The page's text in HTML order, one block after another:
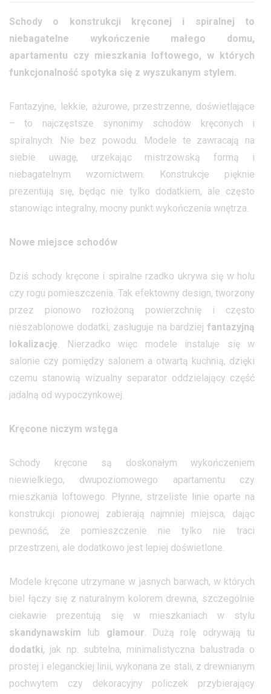
Schody o konstrukcji kręconej i spiralnej to
niebagatelne wykończenie małego domu,
apartamentu czy mieszkania loftowego, w których
funkcjonalność spotyka się z wyszukanym stylem.
Fantazyjne, lekkie, ażurowe, przestrzenne, doświetlające
– to najczęstsze synonimy schodów kręconych i
spiralnych. Nie bez powodu. Modele te zawracają na
siebie uwagę, urzekając mistrzowską formą i
niebagatelnym wzornictwem. Konstrukcje pięknie
prezentują się, będąc nie tylko dodatkiem, ale często
stanowiąc integralny, mocny punkt wykończenia wnętrza.
Nowe miejsce schodów
Dziś schody kręcone i spiralne rzadko ukrywa się w holu
czy rogu pomieszczenia. Tak efektowny design, tworzony
przez pionowo rozłożoną powierzchnię i często
nieszablonowe dodatki, zasługuje na bardziej fantazyjną
lokalizację. Nierzadko więc modele instaluje się w
salonie czy pomiędzy salonem a otwartą kuchnią, dzięki
czemu stanowią wizualny separator oddzielający część
jadalną od wypoczynkowej.
Kręcone niczym wstęga
Schody kręcone są doskonałym wykończeniem
niewielkiego, dwupoziomowego apartamentu czy
mieszkania loftowego. Płynne, strzeliste linie oparte na
konstrukcji pionowej zabierają najmniej miejsca, dając
pewność, że pomieszczenie nie tylko nie traci
przestrzeni, ale dodatkowo jest lepiej doświetlone.
Modele kręcone utrzymane w jasnych barwach, w których
biel łączy się z naturalnym kolorem drewna, szczególnie
ciekawie prezentują się w mieszkaniach w stylu
skandynawskim lub glamour. Dużą rolę odrywają tu
dodatki, jak np. subtelna, minimalistyczna balustrada o
prostej i eleganckiej linii, wykonana ze stali, z drewnianym
pochwytem czy dekoracyjny policzek przybierający